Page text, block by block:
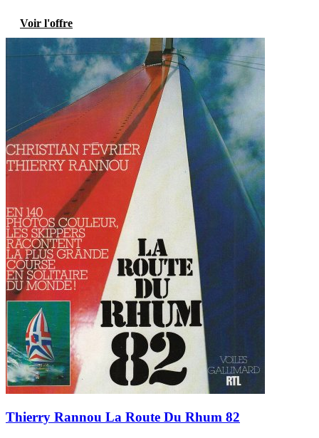
Voir l'offre
Thierry Rannou La Route Du Rhum 82